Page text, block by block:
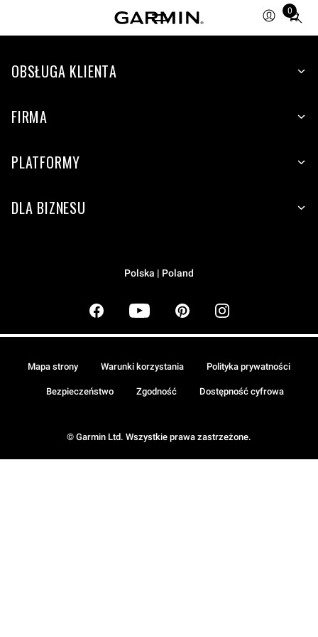
0
Total
items
cart:
OBSŁUGA KLIENTA
FIRMA
PLATFORMY
DLA BIZNESU
Polska | Poland
© Garmin Ltd. Wszystkie prawa zastrzeżone.
Mapa strony Warunki korzystania Polityka prywatności
Bezpieczeństwo Zgodność Dostępność cyfrowa